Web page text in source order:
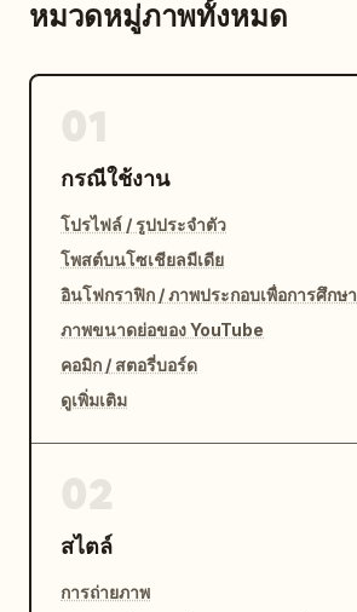
หมวดหมู่ภาพทั้งหมด
กรณีใช้งาน
โปรไฟล์ / รูปประจำตัว
โพสต์บนโซเชียลมีเดีย
อินโฟกราฟิก / ภาพประกอบเพื่อการศึกษา
ภาพขนาดย่อของ YouTube
คอมิก / สตอรี่บอร์ด
ดูเพิ่มเติม
สไตล์
การถ่ายภาพ